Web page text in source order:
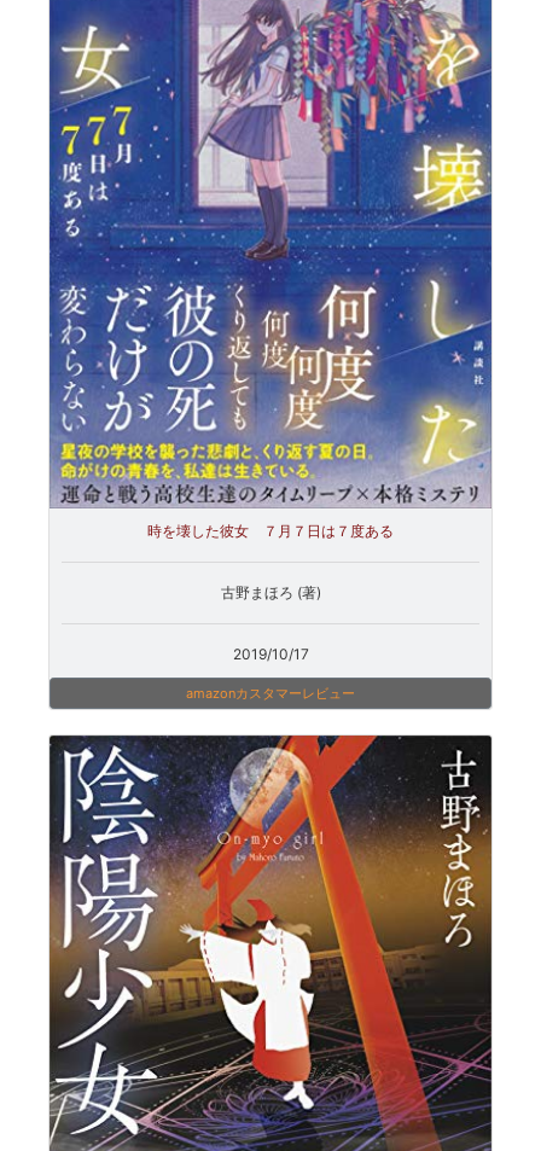
時を壊した彼女 ７月７日は７度ある
古野まほろ (著)
2019/10/17
amazonカスタマーレビュー